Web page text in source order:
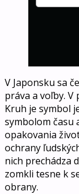
V Japonsku sa
práva a voľby.
Kruh je symbol
symbolom času
opakovania
ochrany
nich prechádza
zomkli tesne k
obrany.